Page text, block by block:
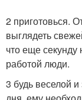
2 приготовься.
выглядеть
что еще
работой люди.
3 будь веселой